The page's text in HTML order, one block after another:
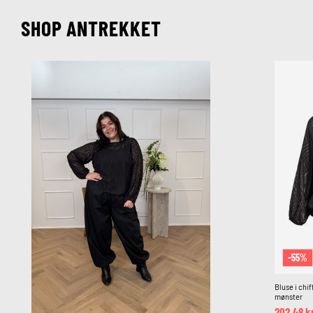
SHOP ANTREKKET
-55%
Bluse i
mønster